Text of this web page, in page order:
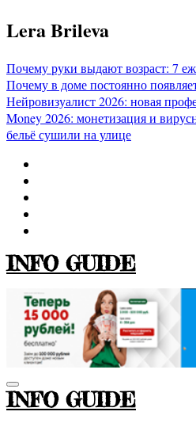
Перейти
к
Lera Brileva
Почему руки выдают возраст: 7
Почему в доме постоянно
Нейровизуалист 2026: новая
Money 2026: монетизация и
бельё сушили на улице
INFO GUIDE
INFO GUIDE